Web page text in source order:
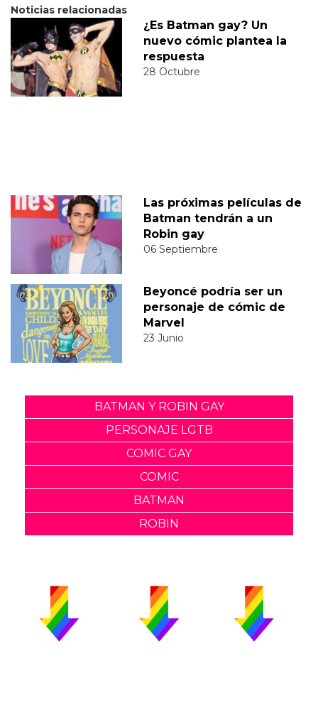
Noticias relacionadas
¿Es Batman gay? Un
nuevo cómic plantea la
respuesta
28 Octubre
Las próximas películas de
Batman tendrán a un
Robin gay
06 Septiembre
Beyoncé podría ser un
personaje de cómic de
Marvel
23 Junio
BATMAN Y ROBIN GAY
PERSONAJE LGTB
COMIC GAY
COMIC
BATMAN
ROBIN